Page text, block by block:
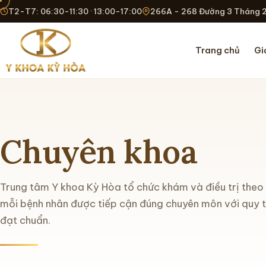
T2-T7: 06:30-11:30 · 13:00-17:00 266A - 268 Đường 3 Tháng
Trang chủ
Chuyên khoa
Trung tâm Y khoa Kỳ Hòa tổ chức khám và điều trị
mỗi bệnh nhân được tiếp cận đúng chuyên môn với
đạt chuẩn.